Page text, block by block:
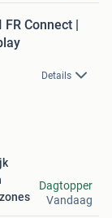
FR Connect |
Details
Dagtopper
Vandaag